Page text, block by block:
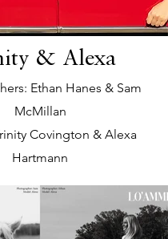
& Alexa
Ethan Hanes & Sam
McMillan
Covington & Alexa
Hartmann